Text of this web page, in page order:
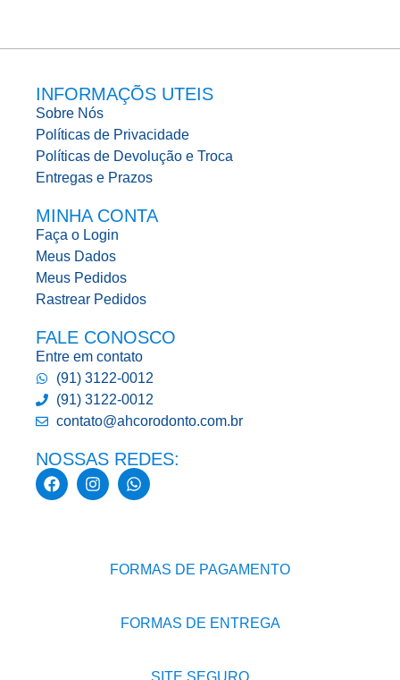
INFORMAÇÕS UTEIS
Sobre Nós
Políticas de Privacidade
Políticas de Devolução e Troca
Entregas e Prazos
MINHA CONTA
Faça o Login
Meus Dados
Meus Pedidos
Rastrear Pedidos
FALE CONOSCO
Entre em contato
(91) 3122-0012
(91) 3122-0012
contato@ahcorodonto.com.br
NOSSAS REDES:
FORMAS DE PAGAMENTO
FORMAS DE ENTREGA